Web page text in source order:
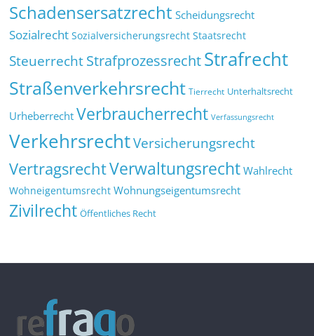
Schadensersatzrecht Scheidungsrecht
Sozialrecht Sozialversicherungsrecht Staatsrecht
SteuerrechtStrafprozessrechtStrafrecht
Straßenverkehrsrecht Tierrecht Unterhaltsrecht
Urheberrecht Verbraucherrecht Verfassungsrecht
VerkehrsrechtVersicherungsrecht
VertragsrechtVerwaltungsrecht Wahlrecht
Wohneigentumsrecht Wohnungseigentumsrecht
Zivilrecht Öffentliches Recht